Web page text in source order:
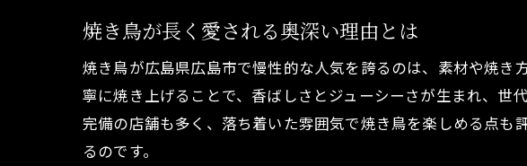
焼き鳥が長く愛される奥深い理由とは
焼き鳥が広島県広島市で慢性的な人気を誇るのは、素材や焼
寧に焼き上げることで、香ばしさとジューシーさが生まれ、
完備の店舗も多く、落ち着いた雰囲気で焼き鳥を楽しめる点
るのです。